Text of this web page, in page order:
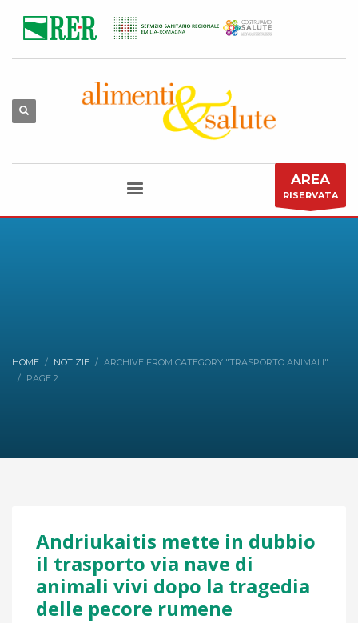
AREA
RISERVATA
HOME NOTIZIE
ARCHIVE FROM CATEGORY "TRASPORTO ANIMALI"
PAGE 2
Andriukaitis mette in dubbio
il trasporto via nave di
animali vivi dopo la tragedia
delle pecore rumene